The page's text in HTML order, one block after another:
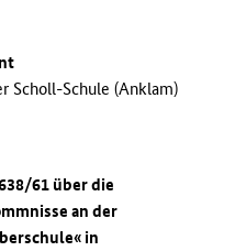
Scholl-Schule (Anklam)
61 über die
an der
in